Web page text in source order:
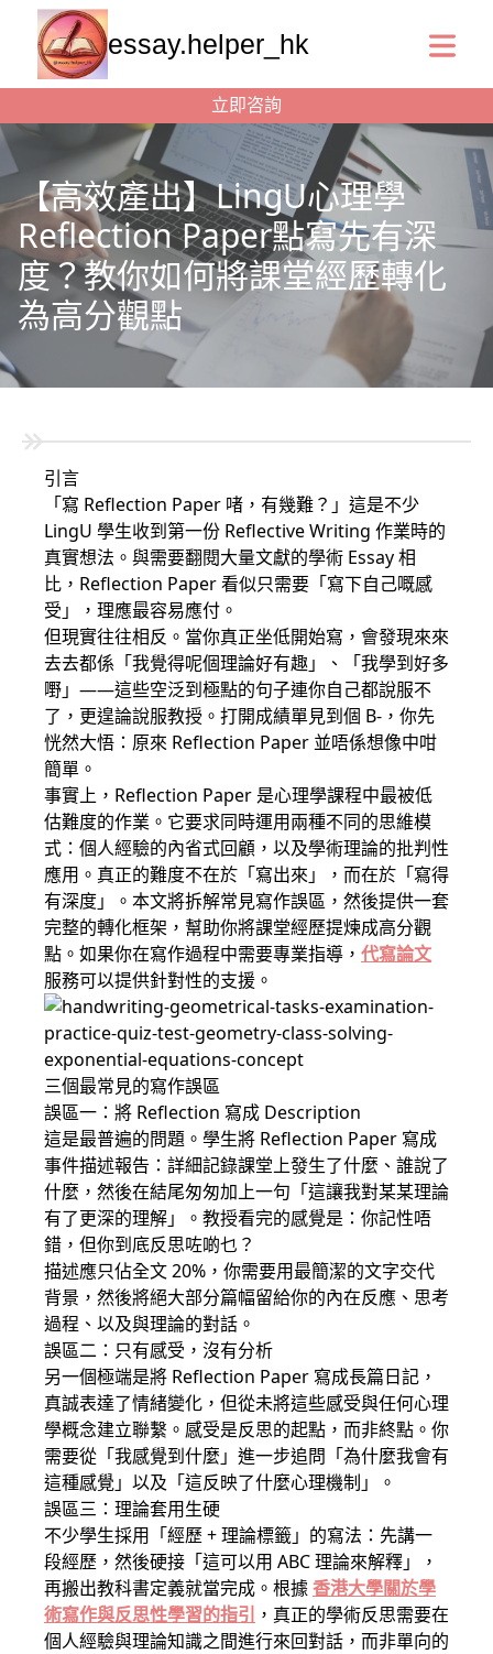
essay.helper_hk
立即咨詢
【高效產出】LingU心理學
Reflection Paper點寫先有深
度？教你如何將課堂經歷轉化
為高分觀點
引言
「寫 Reflection Paper 啫，有幾難？」這是不少
LingU 學生收到第一份 Reflective Writing 作業時的
真實想法。與需要翻閱大量文獻的學術 Essay 相
比，Reflection Paper 看似只需要「寫下自己嘅感
受」，理應最容易應付。
但現實往往相反。當你真正坐低開始寫，會發現來來
去去都係「我覺得呢個理論好有趣」、「我學到好多
嘢」——這些空泛到極點的句子連你自己都說服不
了，更遑論說服教授。打開成績單見到個 B-，你先
恍然大悟：原來 Reflection Paper 並唔係想像中咁
簡單。
事實上，Reflection Paper 是心理學課程中最被低
估難度的作業。它要求同時運用兩種不同的思維模
式：個人經驗的內省式回顧，以及學術理論的批判性
應用。真正的難度不在於「寫出來」，而在於「寫得
有深度」。本文將拆解常見寫作誤區，然後提供一套
完整的轉化框架，幫助你將課堂經歷提煉成高分觀
點。如果你在寫作過程中需要專業指導， 代寫論文
服務可以提供針對性的支援。
三個最常見的寫作誤區
誤區一：將 Reflection 寫成 Description
這是最普遍的問題。學生將 Reflection Paper 寫成
事件描述報告：詳細記錄課堂上發生了什麼、誰說了
什麼，然後在結尾匆匆加上一句「這讓我對某某理論
有了更深的理解」。教授看完的感覺是：你記性唔
錯，但你到底反思咗啲乜？
描述應只佔全文 20%，你需要用最簡潔的文字交代
背景，然後將絕大部分篇幅留給你的內在反應、思考
過程、以及與理論的對話。
誤區二：只有感受，沒有分析
另一個極端是將 Reflection Paper 寫成長篇日記，
真誠表達了情緒變化，但從未將這些感受與任何心理
學概念建立聯繫。感受是反思的起點，而非終點。你
需要從「我感覺到什麼」進一步追問「為什麼我會有
這種感覺」以及「這反映了什麼心理機制」。
誤區三：理論套用生硬
不少學生採用「經歷 + 理論標籤」的寫法：先講一
段經歷，然後硬接「這可以用 ABC 理論來解釋」，
再搬出教科書定義就當完成。根據香港大學關於學
術寫作與反思性學習的指引 ，真正的學術反思需要在
個人經驗與理論知識之間進行來回對話，而非單向的